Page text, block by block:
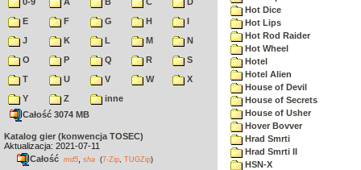
E
F G H
I
J
K L M
N
O
P Q R
S
T
U V W
X
Y
Z
inne
Całość 3074 MB
Katalog gier (konwencja TOSEC)
Aktualizacja: 2021-07-11
Całość md5 sha (7-Zip TUGZip)
Hot Dice
Hot Lips
Hot Rod Raider
Hot Wheel
Hotel
Hotel Alien
House of Devil
House of Secrets
House of Usher
Hover Bovver
Hrad Smrti
Hrad Smrti II
HSN-X